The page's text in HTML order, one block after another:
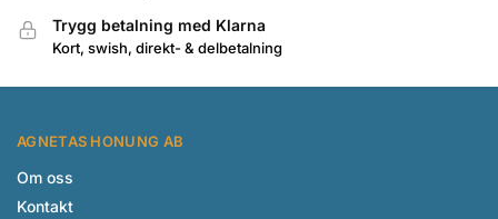
Trygg betalning med Klarna
Kort, swish, direkt- & delbetalning
AGNETAS HONUNG AB
Om oss
Kontakt